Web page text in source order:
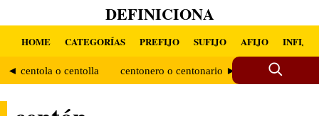
DEFINICIONA
HOME CATEGORÍAS PREFIJO SUFIJO AFIJO INFIJO
◄ centola o centolla centonero o centonario ►